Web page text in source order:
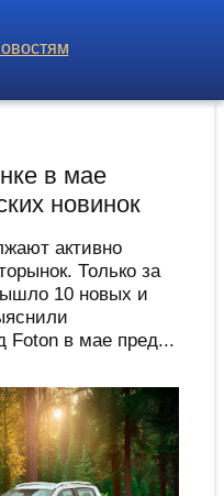
в мае
новинок
активно
Только за
10 новых и
Foton в мае пред...